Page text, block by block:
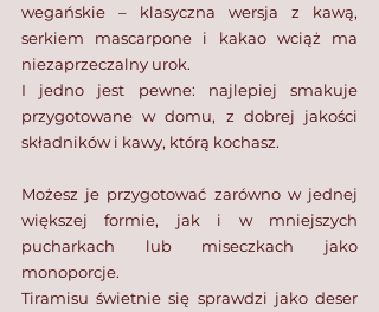
wegańskie – klasyczna wersja z kawą,
serkiem mascarpone i kakao wciąż ma
niezaprzeczalny urok.
I jedno jest pewne: najlepiej smakuje
przygotowane w domu, z dobrej jakości
składników i kawy, którą kochasz.
Możesz je przygotować zarówno w jednej
większej formie, jak i w mniejszych
pucharkach lub miseczkach jako
monoporcje.
Tiramisu świetnie się sprawdzi jako deser